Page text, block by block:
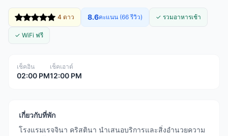
4 ดาว 8.6คะแนน (66 รีวิว) ✓ รวมอาหารเช้า
✓ WiFi ฟรี
เช็คอิน
02:00 PM
เช็คเอาต์
12:00 PM
เกี่ยวกับที่พัก
โรงแรมเรจจินา คริสตินา นำเสนอบริการและสิ่งอำนวยความ